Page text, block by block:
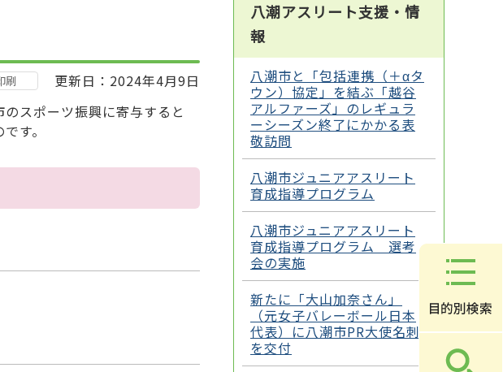
刷
更新日：2024年4月9日
スポーツ振興に寄与すると
す。
八潮アスリート支援・情
報
八潮市と「包括連携（＋αタ
ウン）協定」を結ぶ「越谷
アルファーズ」のレギュラ
ーシーズン終了にかかる表
敬訪問
八潮市ジュニアアスリート
育成指導プログラム
八潮市ジュニアアスリート
育成指導プログラム 選考
会の実施
新たに「大山加奈さん」
（元女子バレーボール日本
代表）に八潮市PR大使名刺
を交付